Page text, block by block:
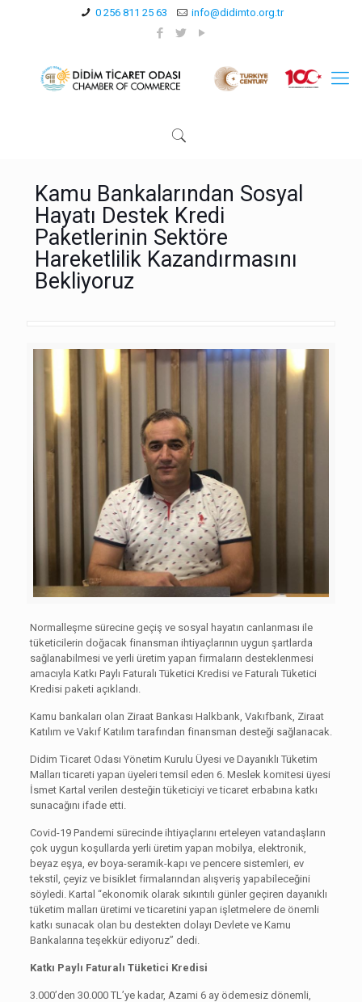
0 256 811 25 63 info@didimto.org.tr
Kamu Bankalarından Sosyal
Hayatı Destek Kredi
Paketlerinin Sektöre
Hareketlilik Kazandırmasını
Bekliyoruz
Normalleşme sürecine geçiş ve sosyal hayatın canlanması ile
tüketicilerin doğacak finansman ihtiyaçlarının uygun şartlarda
sağlanabilmesi ve yerli üretim yapan firmaların desteklenmesi
amacıyla Katkı Paylı Faturalı Tüketici Kredisi ve Faturalı Tüketici
Kredisi paketi açıklandı.
Kamu bankaları olan Ziraat Bankası Halkbank, Vakıfbank, Ziraat
Katılım ve Vakıf Katılım tarafından finansman desteği sağlanacak.
Didim Ticaret Odası Yönetim Kurulu Üyesi ve Dayanıklı Tüketim
Malları ticareti yapan üyeleri temsil eden 6. Meslek komitesi üyesi
İsmet Kartal verilen desteğin tüketiciyi ve ticaret erbabına katkı
sunacağını ifade etti.
Covid-19 Pandemi sürecinde ihtiyaçlarını erteleyen vatandaşların
çok uygun koşullarda yerli üretim yapan mobilya, elektronik,
beyaz eşya, ev boya-seramik-kapı ve pencere sistemleri, ev
tekstil, çeyiz ve bisiklet firmalarından alışveriş yapabileceğini
söyledi. Kartal “ekonomik olarak sıkıntılı günler geçiren dayanıklı
tüketim malları üretimi ve ticaretini yapan işletmelere de önemli
katkı sunacak olan bu destekten dolayı Devlete ve Kamu
Bankalarına teşekkür ediyoruz” dedi.
Katkı Paylı Faturalı Tüketici Kredisi
3.000’den 30.000 TL’ye kadar, Azami 6 ay ödemesiz dönemli,